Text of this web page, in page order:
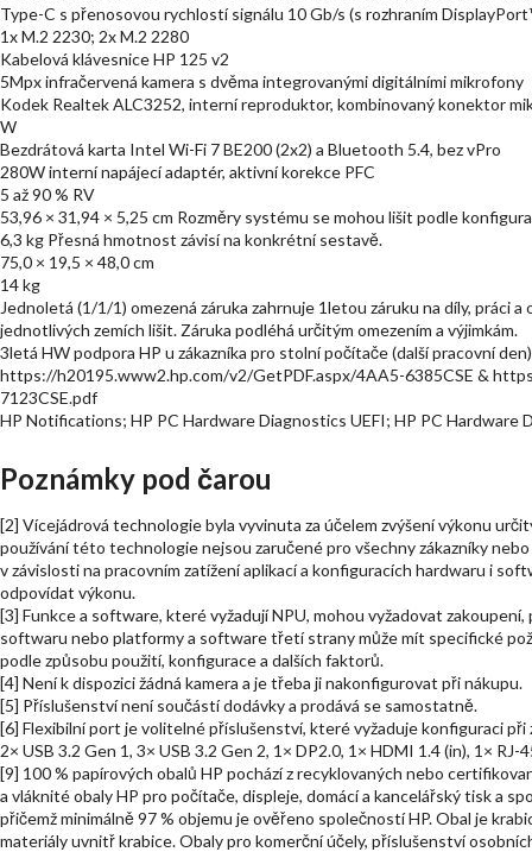
Type-C s přenosovou rychlostí signálu 10 Gb/s (s rozhraním
1x M.2 2230; 2x M.2 2280
Kabelová klávesnice HP 125 v2
5Mpx infračervená kamera s dvěma integrovanými digitálními mikrofony
Kodek Realtek ALC3252, interní reproduktor, kombinovaný konektor
W
Bezdrátová karta Intel Wi-Fi 7 BE200 (2x2) a Bluetooth 5.4, bez vPro
280W interní napájecí adaptér, aktivní korekce PFC
5 až 90 % RV
53,96 × 31,94 × 5,25 cm Rozměry systému se mohou lišit podle
6,3 kg Přesná hmotnost závisí na konkrétní sestavě.
75,0 × 19,5 × 48,0 cm
14 kg
Jednoletá (1/1/1) omezená záruka zahrnuje 1letou záruku na díly, práci a
jednotlivých zemích lišit. Záruka podléhá určitým omezením a výjimkám.
3letá HW podpora HP u zákazníka pro stolní počítače (další pracovní
https://h20195.www2.hp.com/v2/GetPDF.aspx/4AA5-6385CSE &
7123CSE.pdf
HP Notifications; HP PC Hardware Diagnostics UEFI; HP PC Hardware
Poznámky pod čarou
[2] Vícejádrová technologie byla vyvinuta za účelem zvýšení výkonu
používání této technologie nejsou zaručené pro všechny zákazníky
v závislosti na pracovním zatížení aplikací a konfiguracích hardwaru i
odpovídat výkonu.
[3] Funkce a software, které vyžadují NPU, mohou vyžadovat
softwaru nebo platformy a software třetí strany může mít specifické
podle způsobu použití, konfigurace a dalších faktorů.
[4] Není k dispozici žádná kamera a je třeba ji nakonfigurovat při nákupu.
[5] Příslušenství není součástí dodávky a prodává se samostatně.
[6] Flexibilní port je volitelné příslušenství, které vyžaduje konfiguraci
2× USB 3.2 Gen 1, 3× USB 3.2 Gen 2, 1× DP2.0, 1× HDMI 1.4 (in), 1× RJ-
[9] 100 % papírových obalů HP pochází z recyklovaných nebo
a vláknité obaly HP pro počítače, displeje, domácí a kancelářský tisk a
přičemž minimálně 97 % objemu je ověřeno společností HP. Obal je
materiály uvnitř krabice. Obaly pro komerční účely, příslušenství